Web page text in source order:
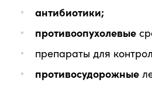
антибиотики;
противоопухолевые
препараты для
противосудорожные